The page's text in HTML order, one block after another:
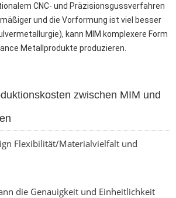
CNC- und Präzisionsgussverfahren
und die Vorformung ist viel besser
kann MIM komplexere Form
Metallprodukte produzieren.
zwischen MIM und
Flexibilität/Materialvielfalt und
die Genauigkeit und Einheitlichkeit